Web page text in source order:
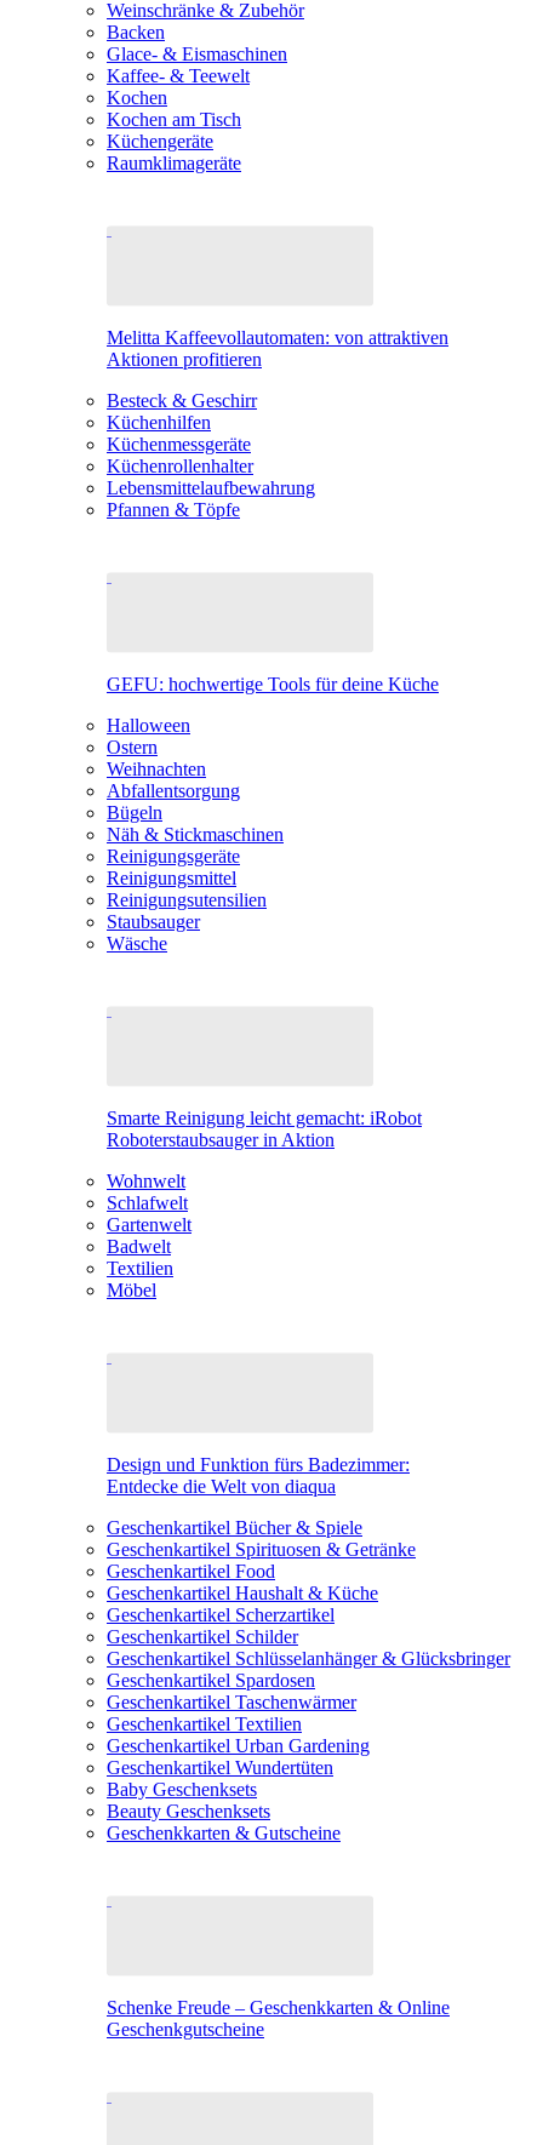
Weinschränke & Zubehör
Backen
Glace- & Eismaschinen
Kaffee- & Teewelt
Kochen
Kochen am Tisch
Küchengeräte
Raumklimageräte
Melitta Kaffeevollautomaten: von attraktiven
Aktionen profitieren
Besteck & Geschirr
Küchenhilfen
Küchenmessgeräte
Küchenrollenhalter
Lebensmittelaufbewahrung
Pfannen & Töpfe
GEFU: hochwertige Tools für deine Küche
Halloween
Ostern
Weihnachten
Abfallentsorgung
Bügeln
Näh & Stickmaschinen
Reinigungsgeräte
Reinigungsmittel
Reinigungsutensilien
Staubsauger
Wäsche
Smarte Reinigung leicht gemacht: iRobot
Roboterstaubsauger in Aktion
Wohnwelt
Schlafwelt
Gartenwelt
Badwelt
Textilien
Möbel
Design und Funktion fürs Badezimmer:
Entdecke die Welt von diaqua
Geschenkartikel Bücher & Spiele
Geschenkartikel Spirituosen & Getränke
Geschenkartikel Food
Geschenkartikel Haushalt & Küche
Geschenkartikel Scherzartikel
Geschenkartikel Schilder
Geschenkartikel Schlüsselanhänger & Glücksbringer
Geschenkartikel Spardosen
Geschenkartikel Taschenwärmer
Geschenkartikel Textilien
Geschenkartikel Urban Gardening
Geschenkartikel Wundertüten
Baby Geschenksets
Beauty Geschenksets
Geschenkkarten & Gutscheine
Schenke Freude – Geschenkkarten & Online
Geschenkgutscheine